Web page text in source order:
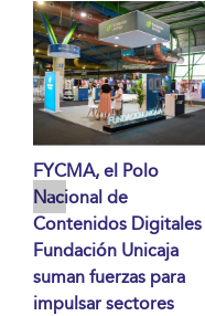
FYCMA, el Polo
Nacional de
Contenidos Digitales
Fundación Unicaja
suman fuerzas para
impulsar sectores